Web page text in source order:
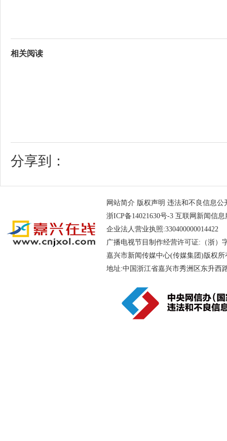
相关阅读
分享到：
网站简介 版权声明 违法和不良信息公
浙ICP备14021630号-3 互联网新闻信息
企业法人营业执照
广播电视节目制作经营许可证:（浙
嘉兴市新闻传媒中心(传媒集团)版权
地址:中国浙江省嘉兴市秀洲区东升西